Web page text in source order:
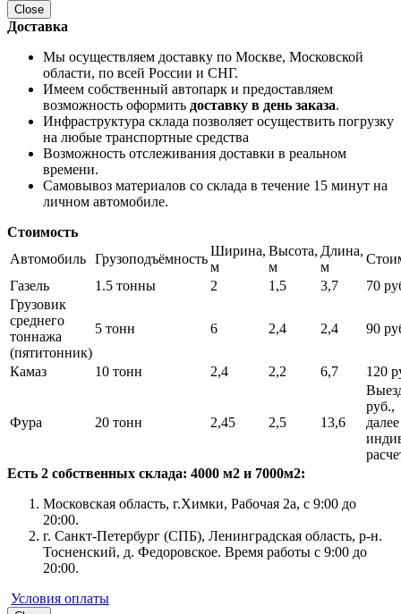
Close
Доставка
Мы осуществляем доставку по Москве, Московской
области, по всей России и СНГ.
Имеем собственный автопарк и предоставляем
возможность оформить доставку в день заказа.
Инфраструктура склада позволяет осуществить погрузку
на любые транспортные средства
Возможность отслеживания доставки в реальном
времени.
Самовывоз материалов со склада в течение 15 минут на
личном автомобиле.
Стоимость
Автомобиль Грузоподъёмность
Ширина,
м
Высота,
м
Длина,
м
Газель
1.5 тонны 2 1,5 3,7
70
Грузовик
среднего
тоннажа
(пятитонник)
5 тонн 6 2,4 2,4 90
Камаз 10 тонн 2,4 2,2 6,7 120
Фура 20 тонн 2,45 2,5 13,6
руб.,
далее
Есть 2 собственных склада: 4000 м2 и 7000м2:
Московская область, г.Химки, Рабочая 2а, с 9:00 до
20:00.
г. Санкт-Петербург (СПБ), Ленинградская область, р-н.
Тосненский, д. Федоровское. Время работы с 9:00 до
20:00.
Условия оплаты